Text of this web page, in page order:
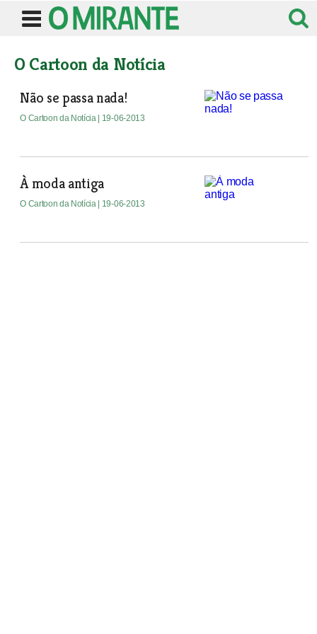
O Cartoon da Notícia
Não se passa nada!
O Cartoon da Notícia | 19-06-2013
À moda antiga
O Cartoon da Notícia | 19-06-2013